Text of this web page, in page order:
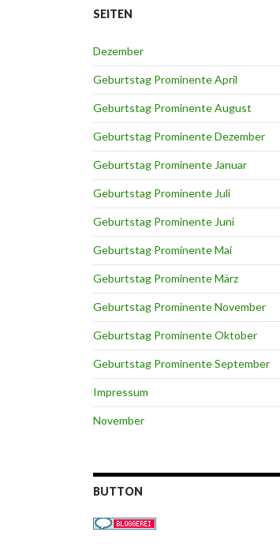
SEITEN
Dezember
Geburtstag Prominente April
Geburtstag Prominente August
Geburtstag Prominente Dezember
Geburtstag Prominente Januar
Geburtstag Prominente Juli
Geburtstag Prominente Juni
Geburtstag Prominente Mai
Geburtstag Prominente März
Geburtstag Prominente November
Geburtstag Prominente Oktober
Geburtstag Prominente September
Impressum
November
BUTTON